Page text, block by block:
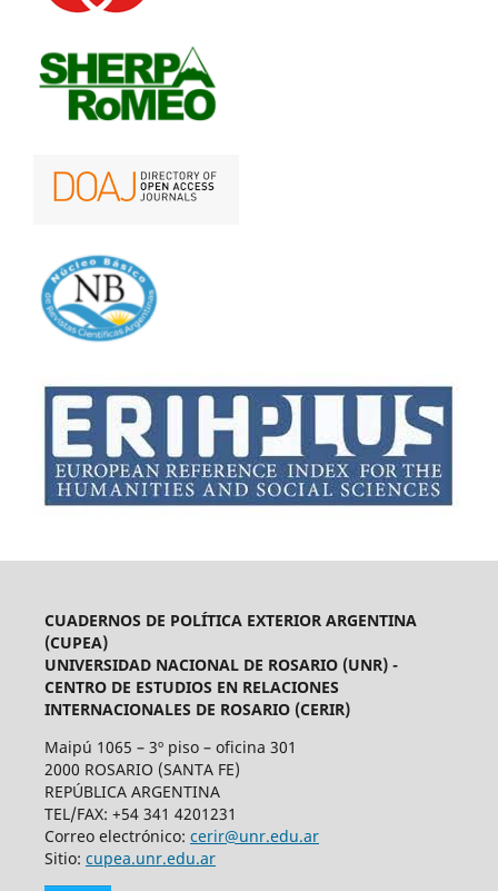
CUADERNOS DE POLÍTICA EXTERIOR ARGENTINA
(CUPEA)
UNIVERSIDAD NACIONAL DE ROSARIO (UNR) -
CENTRO DE ESTUDIOS EN RELACIONES
INTERNACIONALES DE ROSARIO (CERIR)
Maipú 1065 – 3º piso – oficina 301
2000 ROSARIO (SANTA FE)
REPÚBLICA ARGENTINA
TEL/FAX: +54 341 4201231
Correo electrónico: cerir@unr.edu.ar
Sitio: cupea.unr.edu.ar